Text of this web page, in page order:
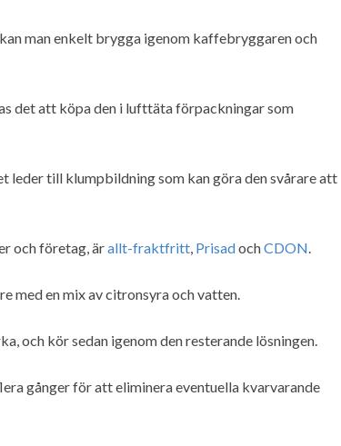
man enkelt brygga igenom kaffebryggaren och
det att köpa den i lufttäta förpackningar som
till klumpbildning som kan göra den svårare att
och företag, ärallt-fraktfritt, PrisadochCDON.
med en mix av citronsyra och vatten.
och kör sedan igenom den resterande lösningen.
gånger för att eliminera eventuella kvarvarande